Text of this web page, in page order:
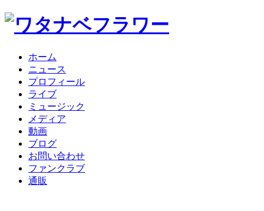
ホーム
ニュース
プロフィール
ライブ
ミュージック
メディア
動画
ブログ
お問い合わせ
ファンクラブ
通販